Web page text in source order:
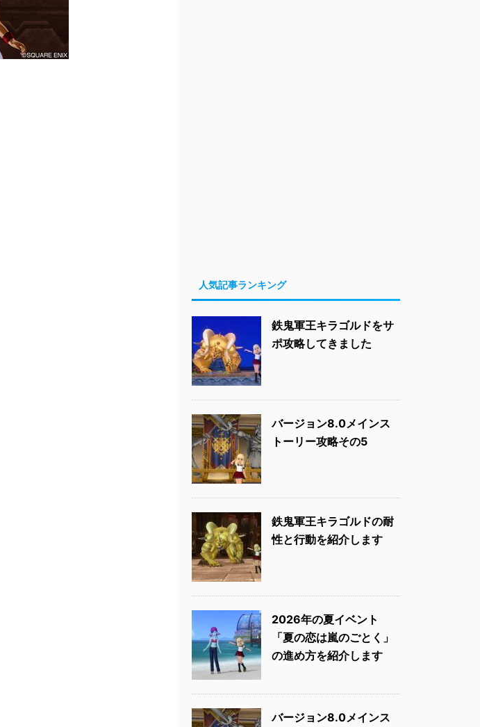
人気記事ランキング
鉄鬼軍王キラゴルドをサ
ポ攻略してきました
バージョン8.0メインス
トーリー攻略その5
鉄鬼軍王キラゴルドの耐
性と行動を紹介します
2026年の夏イベント
「夏の恋は嵐のごとく」
の進め方を紹介します
バージョン8.0メインス